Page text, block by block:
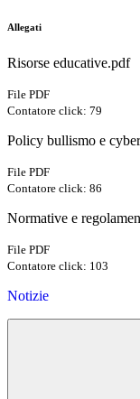
Allegati
Risorse educative.pdf
File PDF
Contatore click: 79
Policy bullismo e
File PDF
Contatore click: 86
Normative e
File PDF
Contatore click: 103
Notizie